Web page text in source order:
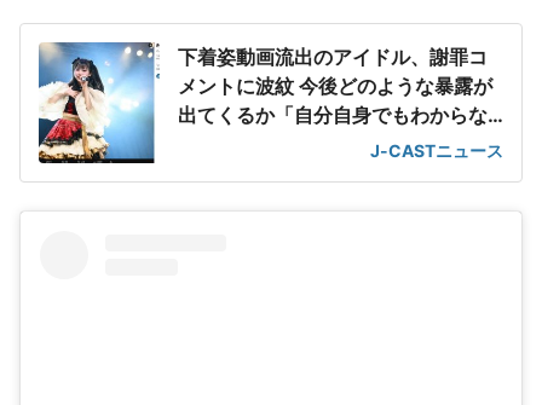
下着姿動画流出のアイドル、謝罪コ
メントに波紋 今後どのような暴露が
出てくるか「自分自身でもわからな
J-CASTニュース